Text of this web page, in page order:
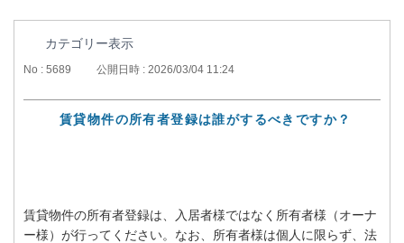
カテゴリー表示
No : 5689 公開日時 : 2026/03/04 11:24
賃貸物件の所有者登録は誰がするべきですか？
賃貸物件の所有者登録は、入居者様ではなく所有者様（オーナ
ー様）が行ってください。なお、所有者様は個人に限らず、法